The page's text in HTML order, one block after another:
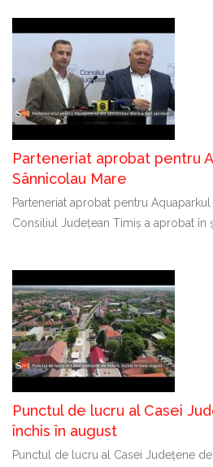
Parteneriat aprobat pentru
Sânnicolau Mare
Parteneriat aprobat pentru
Consiliul Județean Timiș a aprobat în
Punctul de lucru al Casei
închis în august
Punctul de lucru al Casei Județene